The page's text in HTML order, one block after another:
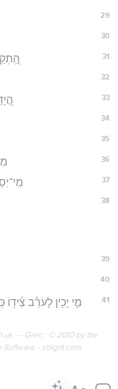
29
30
31
32
33
34
35
36
37
38
39
40
41 מִ֤י יָכִ֥ין לָעֹרֵ֗ב צֵ֫יד֥וֹ
--- Grec : © 2010 by the
Software - sblgnt.com